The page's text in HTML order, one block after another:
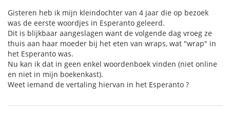
Gisteren heb ik mijn kleindochter van 4 jaar die op bezoek
was de eerste woordjes in Esperanto geleerd.
Dit is blijkbaar aangeslagen want de volgende dag vroeg ze
thuis aan haar moeder bij het eten van wraps, wat "wrap" in
het Esperanto was.
Nu kan ik dat in geen enkel woordenboek vinden (niet online
en niet in mijn boekenkast).
Weet iemand de vertaling hiervan in het Esperanto ?